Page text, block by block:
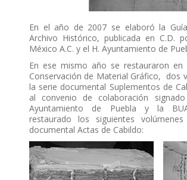
En el año de 2007 se elaboró la
Archivo Histórico, publicada en C.D.
México A.C. y el H. Ayuntamiento de
En ese mismo año se restauraron en
Conservación de Material Gráfico, dos
la serie documental Suplementos de
al convenio de colaboración
Ayuntamiento de Puebla y la
restaurado los siguientes
documental Actas de Cabildo: